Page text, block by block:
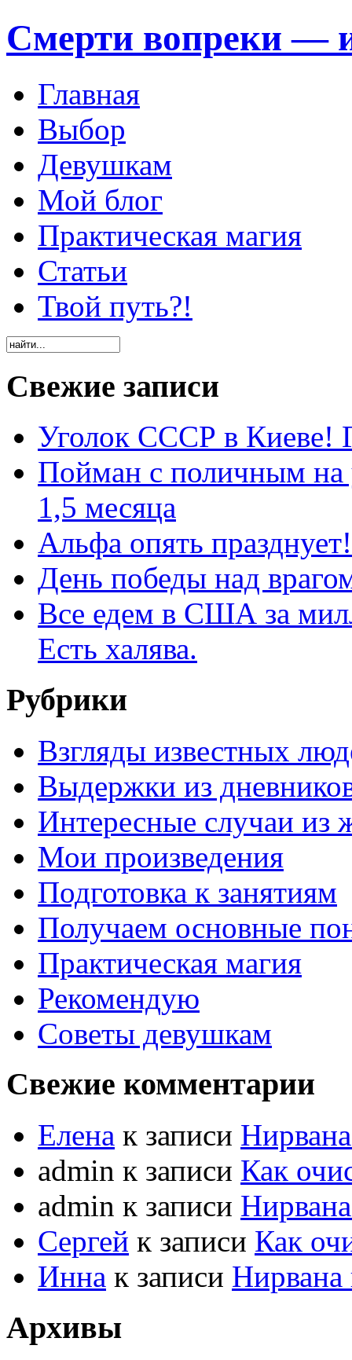
Смерти вопреки —
Главная
Выбор
Девушкам
Мой блог
Практическая магия
Статьи
Твой путь?!
Свежие записи
Уголок СССР в Киеве!
Пойман с поличным
1,5 месяца
Альфа опять
День победы над
Все едем в США за
Есть халява.
Рубрики
Взгляды известных
Выдержки из
Интересные случаи из
Мои произведения
Подготовка к занятиям
Получаем основные
Практическая магия
Рекомендую
Советы девушкам
Свежие комментарии
Елена к записи
admin к записи Как
admin к записи
Сергей к записи Как
Инна к записи
Архивы